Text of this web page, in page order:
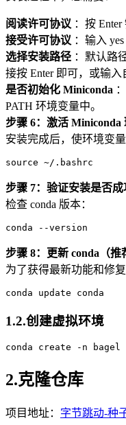
阅读许可协议 ：按
接受许可协议 ：输入 yes
选择安装路径 ：默认路
接按 Enter 即可，或输入
是否初始化 Miniconda
PATH 环境变量中。
步骤 6：激活 Miniconda
安装完成后，使环境变量
source
步骤 7：验证安装是否成
检查 conda 版本：
conda
步骤 8：更新 conda（推
为了获得最新功能和修复
conda
1.2.创建虚拟环境
conda create -n bagel
2.克隆仓库
项目地址： 字节跳动-种